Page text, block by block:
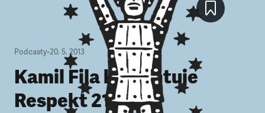
Podcasty•20. 5. 2013
Kamil Fila komentuje
Respekt 21/2013